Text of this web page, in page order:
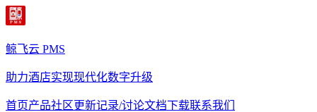
鲸飞云 PMS
助力酒店实现现代化数字升级
首页产品社区更新记录/讨论文档下载联系我们